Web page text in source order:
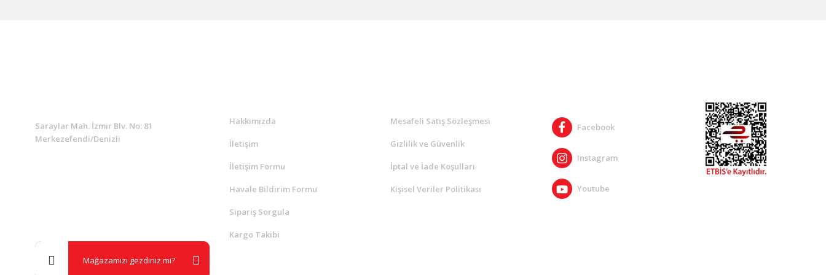
Saraylar Mah. İzmir Blv. No: 81
Merkezefendi/Denizli
Mağazamızı gezdiniz mi?
Hakkımızda
İletişim
İletişim Formu
Havale Bildirim Formu
Sipariş Sorgula
Kargo Takibi
Mesafeli Satış Sözleşmesi
Gizlilik ve Güvenlik
İptal ve İade Koşulları
Kişisel Veriler Politikası
Facebook
Instagram
Youtube